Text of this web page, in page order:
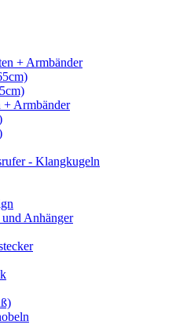
+ Armbänder
+ Armbänder
- Klangkugeln
Anhänger